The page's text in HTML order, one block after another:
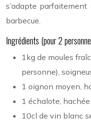
s’adapte
barbecue.
Ingrédients (pour 2
1kg de moules
personne),
1 oignon moyen,
1 échalote,
10cl de vin blanc